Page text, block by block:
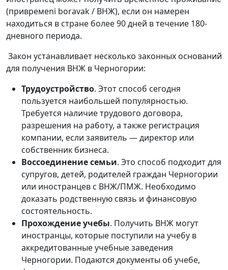
(привремeni boravak / ВНЖ), если он намерен
находиться в стране более 90 дней в течение 180-
дневного периода.
Закон устанавливает несколько законных оснований
для получения ВНЖ в Черногории:
Трудоустройство. Этот способ сегодня
пользуется наибольшей популярностью.
Требуется наличие трудового договора,
разрешения на работу, а также регистрация
компании, если заявитель — директор или
собственник бизнеса.
Воссоединение семьи. Это способ подходит для
супругов, детей, родителей граждан Черногории
или иностранцев с ВНЖ/ПМЖ. Необходимо
доказать родственную связь и финансовую
состоятельность.
Прохождение учебы. Получить ВНЖ могут
иностранцы, которые поступили на учебу в
аккредитованные учебные заведения
Черногории. Подаются документы об учебе,